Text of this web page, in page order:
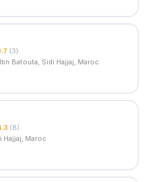
(3)
Batouta, Sidi Hajjaj, Maroc
(8)
Hajjaj, Maroc